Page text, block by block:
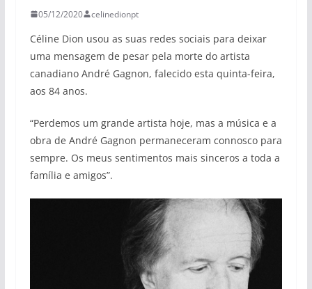
05/12/2020 celinedionpt
Céline Dion usou as suas redes sociais para deixar
uma mensagem de pesar pela morte do artista
canadiano André Gagnon, falecido esta quinta-feira,
aos 84 anos.
“Perdemos um grande artista hoje, mas a música e a
obra de André Gagnon permaneceram connosco para
sempre. Os meus sentimentos mais sinceros a toda a
família e amigos”.